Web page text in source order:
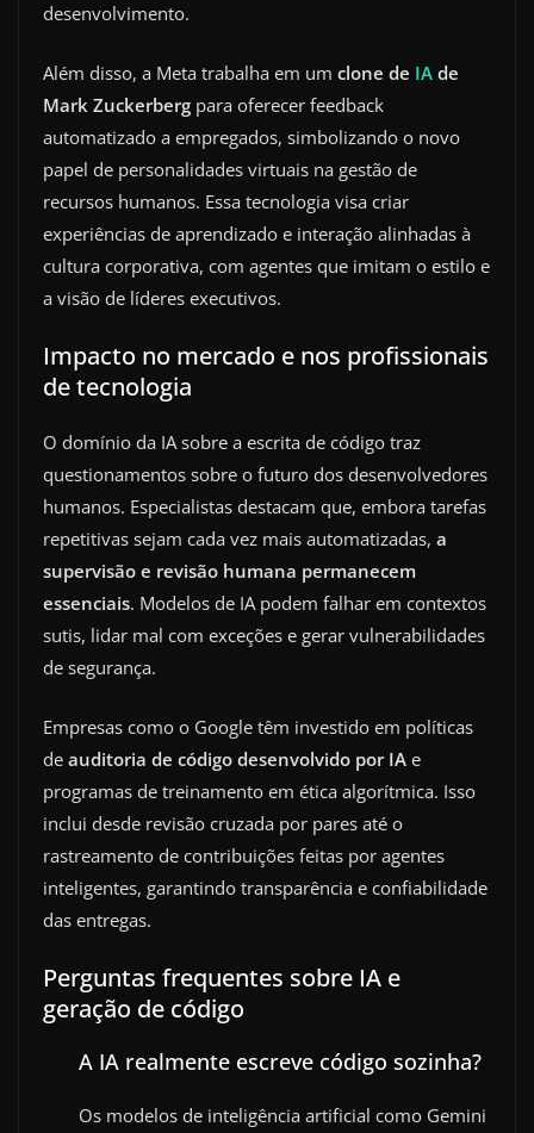
desenvolvimento.
Além disso, a Meta trabalha em um clone de IA de
Mark Zuckerberg para oferecer feedback
automatizado a empregados, simbolizando o novo
papel de personalidades virtuais na gestão de
recursos humanos. Essa tecnologia visa criar
experiências de aprendizado e interação alinhadas à
cultura corporativa, com agentes que imitam o estilo e
a visão de líderes executivos.
Impacto no mercado e nos profissionais
de tecnologia
O domínio da IA sobre a escrita de código traz
questionamentos sobre o futuro dos desenvolvedores
humanos. Especialistas destacam que, embora tarefas
repetitivas sejam cada vez mais automatizadas, a
supervisão e revisão humana permanecem
essenciais. Modelos de IA podem falhar em contextos
sutis, lidar mal com exceções e gerar vulnerabilidades
de segurança.
Empresas como o Google têm investido em políticas
de auditoria de código desenvolvido por IA e
programas de treinamento em ética algorítmica. Isso
inclui desde revisão cruzada por pares até o
rastreamento de contribuições feitas por agentes
inteligentes, garantindo transparência e confiabilidade
das entregas.
Perguntas frequentes sobre IA e
geração de código
A IA realmente escreve código sozinha?
Os modelos de inteligência artificial como Gemini